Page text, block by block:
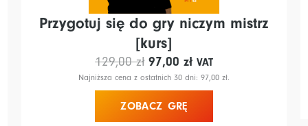
Przygotuj się do gry niczym mistrz
[kurs]
129,00zł Pierwotna
cena
wynosiła:
129,00 zł.
97,00 złAktualna
cena
wynosi:
VAT
Najniższa cena z ostatnich 30 dni: 97,00 zł.
ZOBACZ GRĘ